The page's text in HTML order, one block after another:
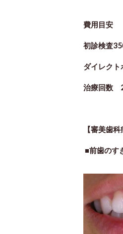
費用目安
初診検査
ダイレク
治療回数
【審美歯
■前歯のす